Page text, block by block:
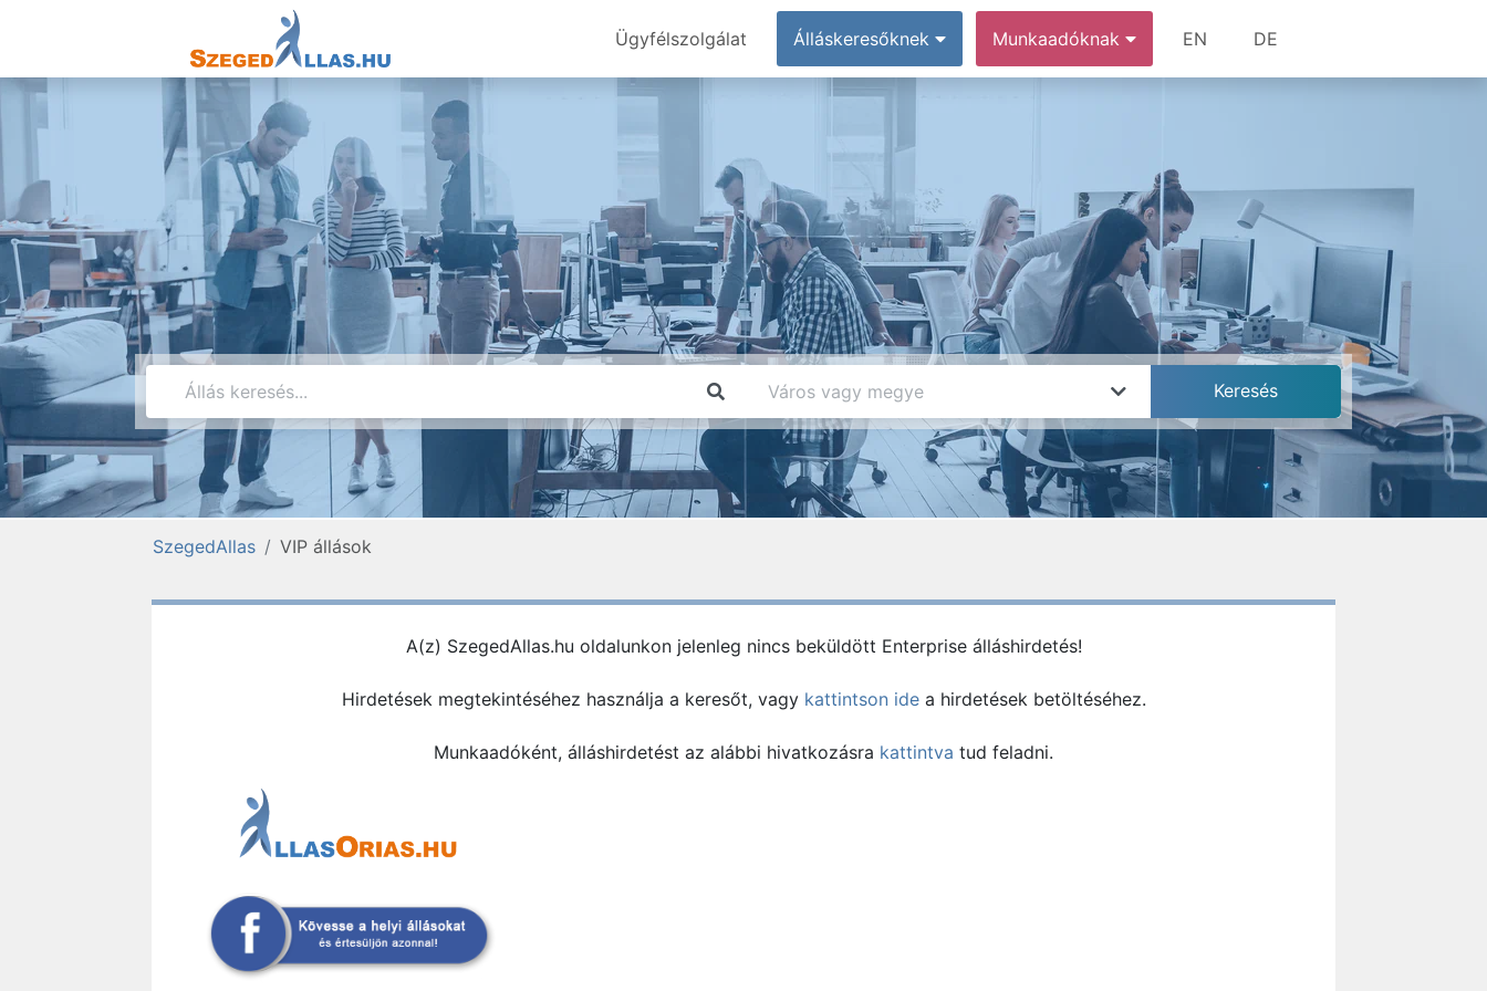
Ügyfélszolgálat Álláskeresőknek Munkaadóknak EN DE
SzegedAllas VIP állások
A(z) SzegedAllas.hu oldalunkon jelenleg nincs beküldött Enterprise álláshirdetés!
Hirdetések megtekintéséhez használja a keresőt, vagy kattintson idea hirdetések betöltéséhez.
Munkaadóként, álláshirdetést az alábbi hivatkozásra kattintva tud feladni.